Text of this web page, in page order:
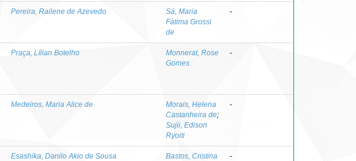
Pereira, Railene de Azevedo
Sá, Maria
Fátima Grossi
de
-
Praça, Lílian Botelho
Monnerat, Rose
Gomes
-
Medeiros, Maria Alice de
Morais, Helena
Castanheira de;
Sujii, Edison
Ryoiti
-
Esashika, Danilo Akio de Sousa
Bastos, Cristina
-